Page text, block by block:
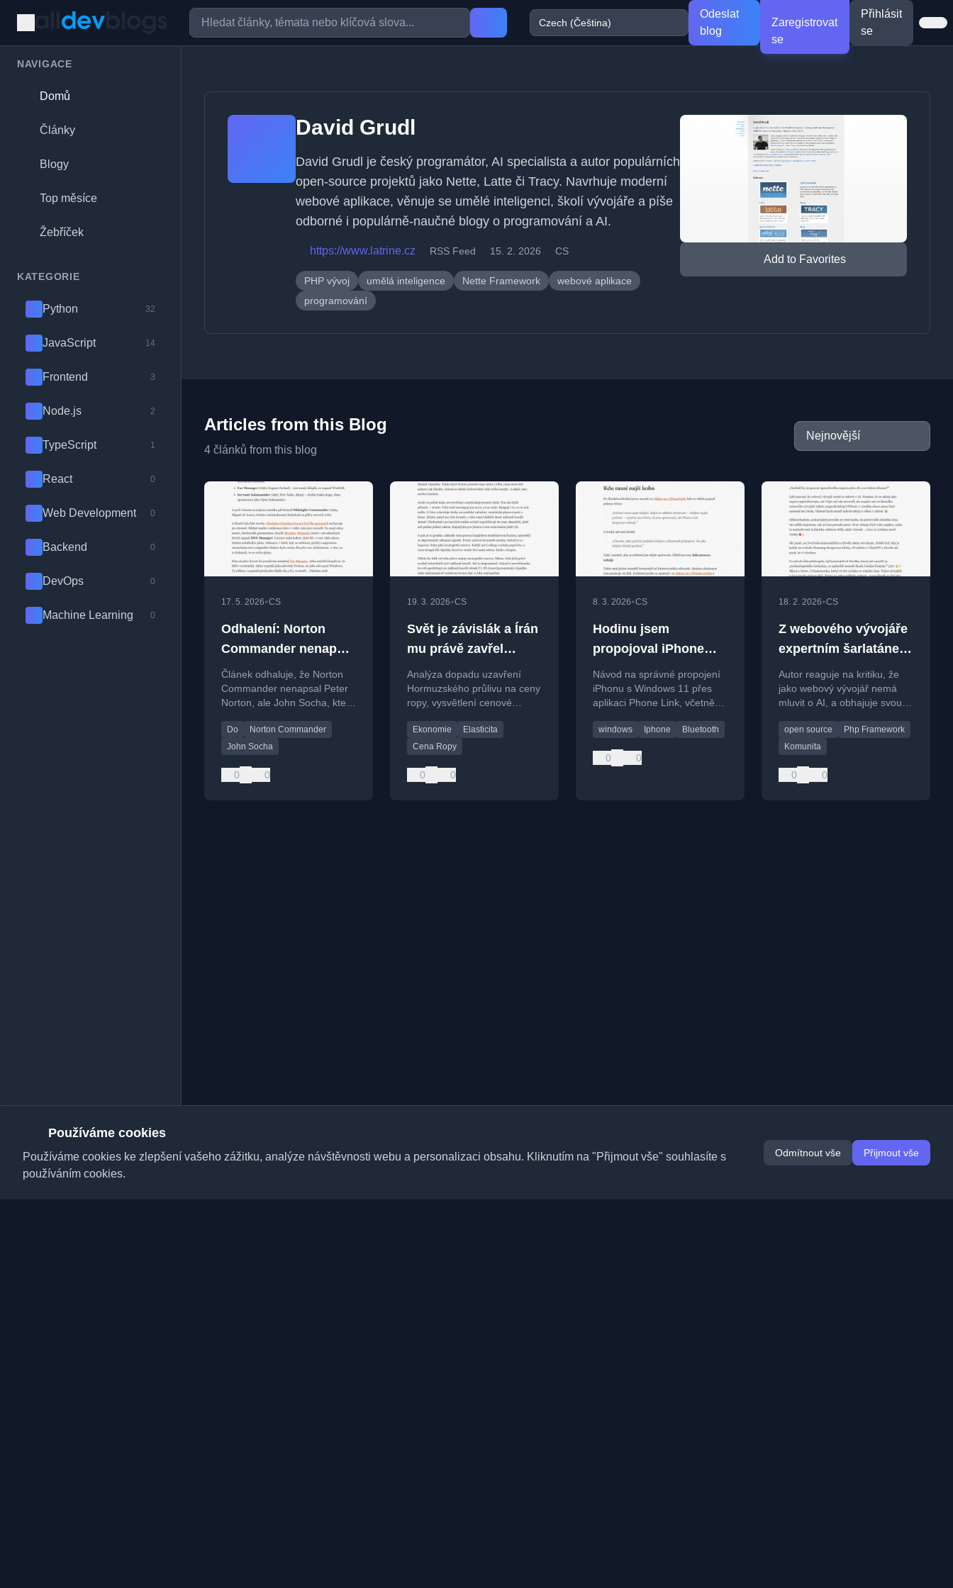
Odeslat
blog
Zaregistrovat
se
Přihlásit
se
NAVIGACE
Domů
Články
Blogy
Top měsíce
Žebříček
KATEGORIE
Python 32
JavaScript 14
Frontend 3
Node.js 2
TypeScript 1
React 0
Web Development 0
Backend 0
DevOps 0
Machine Learning 0
David Grudl
David Grudl je český programátor, AI specialista a autor populárních
open-source projektů jako Nette, Latte či Tracy. Navrhuje moderní
webové aplikace, věnuje se umělé inteligenci, školí vývojáře a píše
odborné i populárně-naučné blogy o programování a AI.
https://www.latrine.cz RSS Feed 15. 2. 2026 CS
PHP vývoj umělá inteligence Nette Framework
webové aplikace
programování
Add to Favorites
Articles from this Blog
4 článků from this blog
17. 5. 2026•CS
Odhalení: Norton
Commander nenapsal
Norton. Jeho autora
vytvořil Čech!
Článek odhaluje, že Norton
Commander nenapsal Peter
Norton, ale John Socha, který
Do
Norton Commander
John Socha
0 0
19. 3. 2026•CS
Svět je závislák a Írán
mu právě zavřel
dealera
Analýza dopadu uzavření
Hormuzského průlivu na ceny
ropy, vysvětlení cenové
Ekonomie
Elasticita
Cena Ropy
0 0
8. 3. 2026•CS
Hodinu jsem
propojoval iPhone
s Windows. Řešení je
trapně jednoduché
Návod na správné propojení
iPhonu s Windows 11 přes
aplikaci Phone Link, včetně
párováním.
windows Iphone Bluetooth
0 0
18. 2. 2026•CS
Z webového vývojáře
expertním šarlatánem
za den
Autor reaguje na kritiku, že
jako webový vývojář nemá
mluvit o AI, a obhajuje svou
na frameworku Nette.
open source
Php Framework
Komunita
0 0
Používáme cookies
Používáme cookies ke zlepšení vašeho zážitku, analýze návštěvnosti webu a personalizaci obsahu. Kliknutím na "Přijmout vše" souhlasíte s
používáním cookies.
Odmítnout vše Přijmout vše